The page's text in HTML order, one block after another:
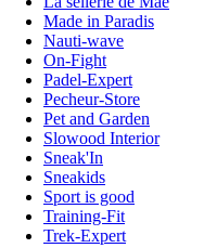
Made in Paradis
Nauti-wave
On-Fight
Padel-Expert
Pecheur-Store
Pet and Garden
Slowood Interior
Sneak'In
Sneakids
Sport is good
Training-Fit
Trek-Expert